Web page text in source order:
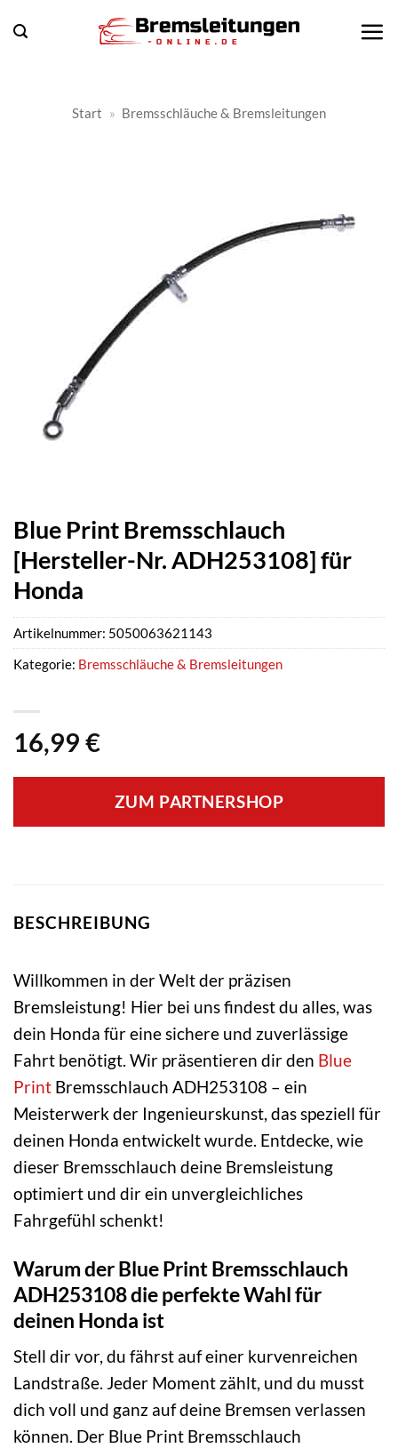
Inhalt
Start » Bremsschläuche & Bremsleitungen
Blue Print Bremsschlauch
[Hersteller-Nr. ADH253108] für
Honda
16,99 €
ZUM PARTNERSHOP
Artikelnummer: 5050063621143
Kategorie: Bremsschläuche & Bremsleitungen
BESCHREIBUNG
Willkommen in der Welt der präzisen
Bremsleistung! Hier bei uns findest du alles, was
dein Honda für eine sichere und zuverlässige
Fahrt benötigt. Wir präsentieren dir den Blue
Print Bremsschlauch ADH253108 – ein
Meisterwerk der Ingenieurskunst, das speziell für
deinen Honda entwickelt wurde. Entdecke, wie
dieser Bremsschlauch deine Bremsleistung
optimiert und dir ein unvergleichliches
Fahrgefühl schenkt!
Warum der Blue Print Bremsschlauch
ADH253108 die perfekte Wahl für
deinen Honda ist
Stell dir vor, du fährst auf einer kurvenreichen
Landstraße. Jeder Moment zählt, und du musst
dich voll und ganz auf deine Bremsen verlassen
können. Der Blue Print Bremsschlauch